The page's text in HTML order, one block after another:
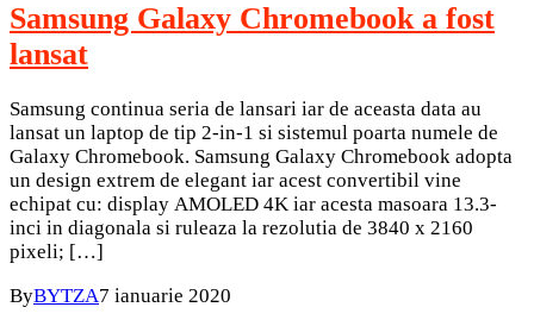
Samsung Galaxy Chromebook a fost
lansat
Samsung continua seria de lansari iar de aceasta data au
lansat un laptop de tip 2-in-1 si sistemul poarta numele de
Galaxy Chromebook. Samsung Galaxy Chromebook adopta
un design extrem de elegant iar acest convertibil vine
echipat cu: display AMOLED 4K iar acesta masoara 13.3-
inci in diagonala si ruleaza la rezolutia de 3840 x 2160
pixeli; […]
ByBYTZA7 ianuarie 2020